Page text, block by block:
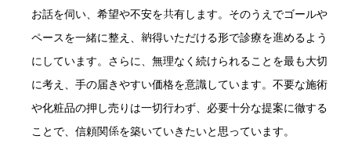
お話を伺い、希望や不安を共有します。そのうえでゴールや
ペースを一緒に整え、納得いただける形で診療を進めるよう
にしています。さらに、無理なく続けられることを最も大切
に考え、手の届きやすい価格を意識しています。不要な施術
や化粧品の押し売りは一切行わず、必要十分な提案に徹する
ことで、信頼関係を築いていきたいと思っています。